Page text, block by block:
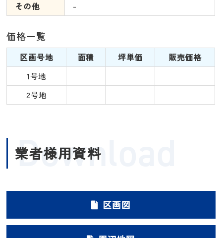
その他
-
価格一覧
区画号地 面積 坪単価
販売価格
1号地
2号地
業者様用資料
Download
区画図